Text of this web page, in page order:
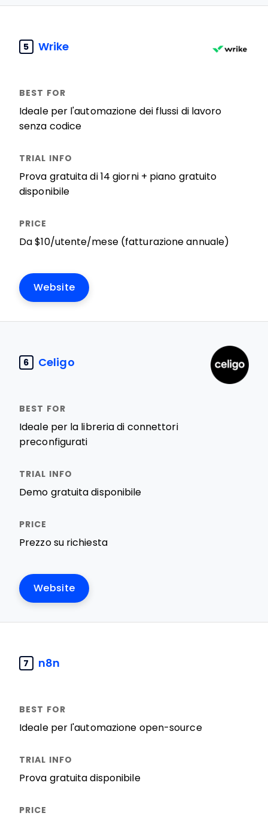
5 Wrike
Ideale per l'automazione dei flussi di lavoro
senza codice
Prova gratuita di 14 giorni + piano gratuito
disponibile
Da $10/utente/mese (fatturazione annuale)
Website
6 Celigo
Ideale per la libreria di connettori
preconfigurati
Demo gratuita disponibile
Prezzo su richiesta
Website
7 n8n
Ideale per l'automazione open-source
Prova gratuita disponibile